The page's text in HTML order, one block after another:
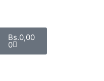
Bs.0,00
0